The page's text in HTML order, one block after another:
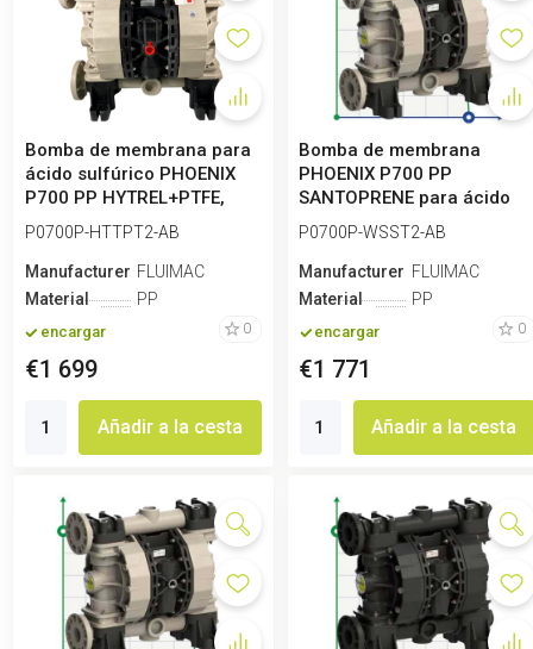
Bomba de membrana para
ácido sulfúrico PHOENIX
P700 PP HYTREL+PTFE,
700 l/min
P0700P-HTTPT2-AB
ManufactureroFLUIMAC
Material
PP
encargar 0
€1 699
Añadir a la cesta
Bomba de membrana
PHOENIX P700 PP
SANTOPRENE para ácido
sulfúrico, 700 l/min
P0700P-WSST2-AB
ManufactureroFLUIMAC
Material
PP
encargar 0
€1 771
Añadir a la cesta